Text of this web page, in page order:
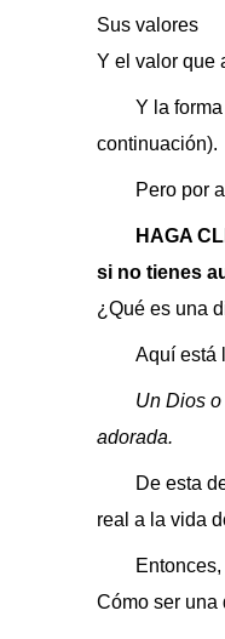
Sus valores
Y el valor que
Y la
continuación).
Pero por
HAGA
si no tienes
¿Qué es una
Aquí está
Un Dios
adorada.
De esta
real a la vida
Cómo ser una